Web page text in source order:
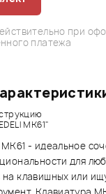
при
платежа
MK61"
- идеальное
для
клавишных или